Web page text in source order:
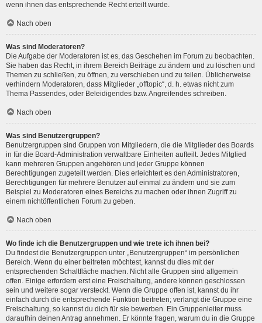
wenn ihnen das entsprechende Recht erteilt wurde.
Nach oben
Was sind Moderatoren?
Die Aufgabe der Moderatoren ist es, das Geschehen im Forum zu beobachten.
Sie haben das Recht, in ihrem Bereich Beiträge zu ändern und zu löschen und
Themen zu schließen, zu öffnen, zu verschieben und zu teilen. Üblicherweise
verhindern Moderatoren, dass Mitglieder „offtopic“, d. h. etwas nicht zum
Thema Passendes, oder Beleidigendes bzw. Angreifendes schreiben.
Nach oben
Was sind Benutzergruppen?
Benutzergruppen sind Gruppen von Mitgliedern, die die Mitglieder des Boards
in für die Board-Administration verwaltbare Einheiten aufteilt. Jedes Mitglied
kann mehreren Gruppen angehören und jeder Gruppe können
Berechtigungen zugeteilt werden. Dies erleichtert es den Administratoren,
Berechtigungen für mehrere Benutzer auf einmal zu ändern und sie zum
Beispiel zu Moderatoren eines Bereichs zu machen oder ihnen Zugriff zu
einem nichtöffentlichen Forum zu geben.
Nach oben
Wo finde ich die Benutzergruppen und wie trete ich ihnen bei?
Du findest die Benutzergruppen unter „Benutzergruppen“ im persönlichen
Bereich. Wenn du einer beitreten möchtest, kannst du dies mit der
entsprechenden Schaltfläche machen. Nicht alle Gruppen sind allgemein
offen. Einige erfordern erst eine Freischaltung, andere können geschlossen
sein und weitere sogar versteckt. Wenn die Gruppe offen ist, kannst du ihr
einfach durch die entsprechende Funktion beitreten; verlangt die Gruppe eine
Freischaltung, so kannst du dich für sie bewerben. Ein Gruppenleiter muss
daraufhin deinen Antrag annehmen. Er könnte fragen, warum du in die Gruppe